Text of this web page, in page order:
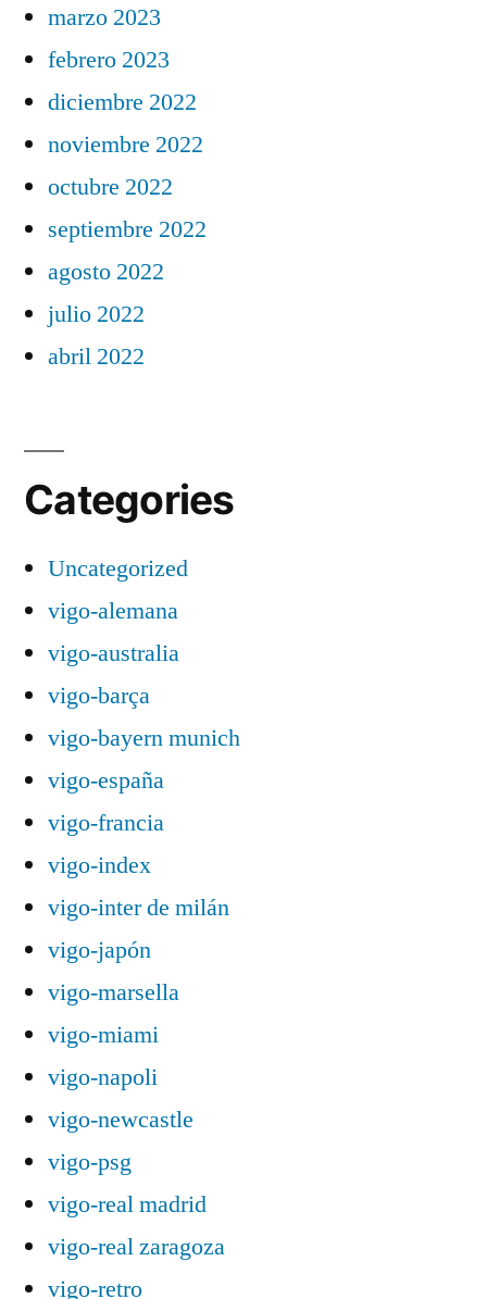
marzo 2023
febrero 2023
diciembre 2022
noviembre 2022
octubre 2022
septiembre 2022
agosto 2022
julio 2022
abril 2022
Categories
Uncategorized
vigo-alemana
vigo-australia
vigo-barça
vigo-bayern munich
vigo-españa
vigo-francia
vigo-index
vigo-inter de milán
vigo-japón
vigo-marsella
vigo-miami
vigo-napoli
vigo-newcastle
vigo-psg
vigo-real madrid
vigo-real zaragoza
vigo-retro